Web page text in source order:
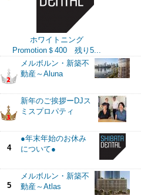
ホワイトニング
Promotion＄400 残り5...
メルボルン・新築不
動産～Aluna
新年のご挨拶ーDJス
ミスプロパティ
4
●年末年始のお休み
について●
5
メルボルン・新築不
動産～Atlas